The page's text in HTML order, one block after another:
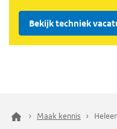
Bekijk techniek
Maak kennis